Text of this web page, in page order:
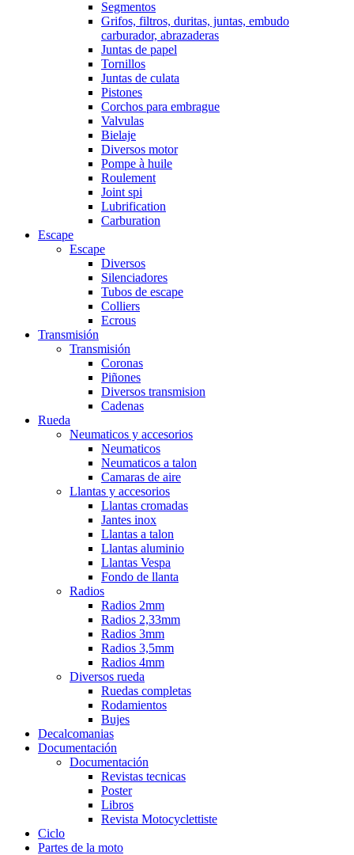
Segmentos
Grifos, filtros, duritas, juntas, embudo
carburador, abrazaderas
Juntas de papel
Tornillos
Juntas de culata
Pistones
Corchos para embrague
Valvulas
Bielaje
Diversos motor
Pompe à huile
Roulement
Joint spi
Lubrification
Carburation
Escape
Escape
Diversos
Silenciadores
Tubos de escape
Colliers
Ecrous
Transmisión
Transmisión
Coronas
Piñones
Diversos transmision
Cadenas
Rueda
Neumaticos y accesorios
Neumaticos
Neumaticos a talon
Camaras de aire
Llantas y accesorios
Llantas cromadas
Jantes inox
Llantas a talon
Llantas aluminio
Llantas Vespa
Fondo de llanta
Radios
Radios 2mm
Radios 2,33mm
Radios 3mm
Radios 3,5mm
Radios 4mm
Diversos rueda
Ruedas completas
Rodamientos
Bujes
Decalcomanias
Documentación
Documentación
Revistas tecnicas
Poster
Libros
Revista Motocyclettiste
Ciclo
Partes de la moto